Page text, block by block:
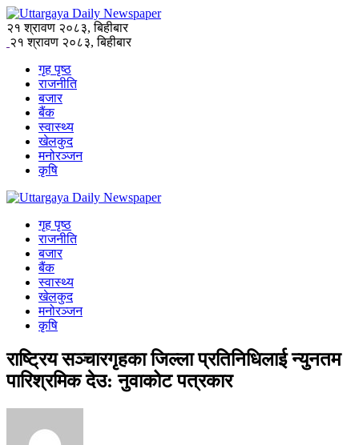
२१ श्रावण २०८३, बिहीबार
२१ श्रावण २०८३, बिहीबार
गृह पृष्ठ
राजनीति
बजार
बैंक
स्वास्थ्य
खेलकुद
मनोरञ्जन
कृषि
गृह पृष्ठ
राजनीति
बजार
बैंक
स्वास्थ्य
खेलकुद
मनोरञ्जन
कृषि
राष्ट्रिय सञ्चारगृहका जिल्ला प्रतिनिधिलाई न्युनतम
पारिश्रमिक देउ: नुवाकोट पत्रकार